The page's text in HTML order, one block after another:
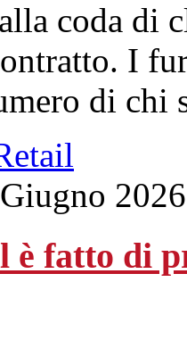
coda di
I
di chi
fatto di